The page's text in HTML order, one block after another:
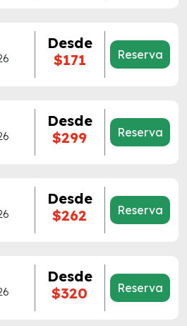
Desde
$171
Reserva
Desde
$299
Reserva
Desde
$262
Reserva
Desde
$320
Reserva